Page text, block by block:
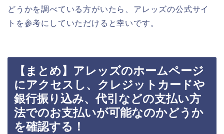
どうかを調べている方がいたら、アレッズの公式サイ
トを参考にしていただけると幸いです。
【まとめ】アレッズのホームページ
にアクセスし、クレジットカードや
銀行振り込み、代引などの支払い方
法でのお支払いが可能なのかどうか
を確認する！